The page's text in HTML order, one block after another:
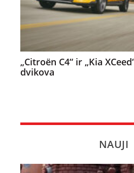
„Citroën C4“ ir „Kia
dvikova
NAUJI